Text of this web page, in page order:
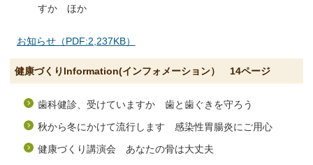
すか ほか
お知らせ（PDF:2,237KB）
健康づくりInformation(インフォメーション） 14ページ
歯科健診、受けていますか 歯と歯ぐきを守ろう
秋から冬にかけて流行します 感染性胃腸炎にご用心
健康づくり講演会 あなたの骨は大丈夫